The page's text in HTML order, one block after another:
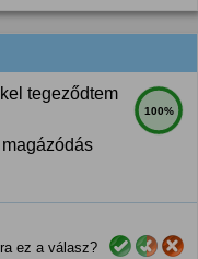
100%
tegeződtem
ez a válasz?